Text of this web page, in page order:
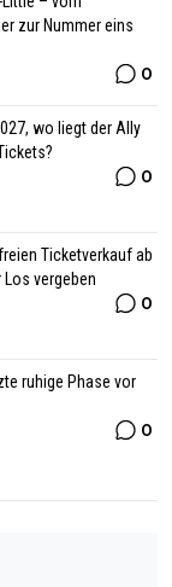
zur Nummer eins
0
wo liegt der Ally
0
Ticketverkauf ab
vergeben
0
ruhige Phase vor
0